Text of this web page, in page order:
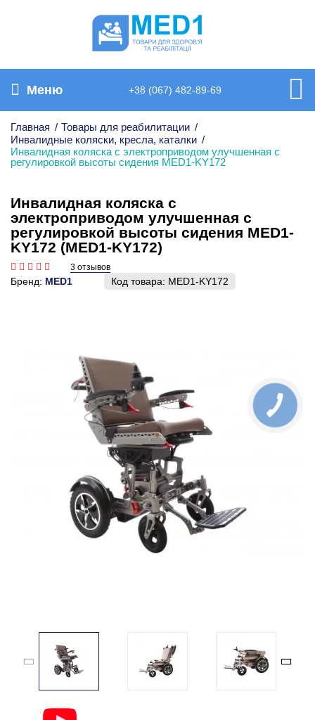
Меню +38 (067) 482-89-69
Главная / Товары для реабилитации /
Инвалидные коляски, кресла, каталки /
Инвалидная коляска с электроприводом улучшенная с
регулировкой высоты сидения MED1-KY172
Инвалидная коляска с
электроприводом улучшенная с
регулировкой высоты сидения MED1-
KY172 (MED1-KY172)
3 отзывов
Бренд: MED1 Код товара: MED1-KY172